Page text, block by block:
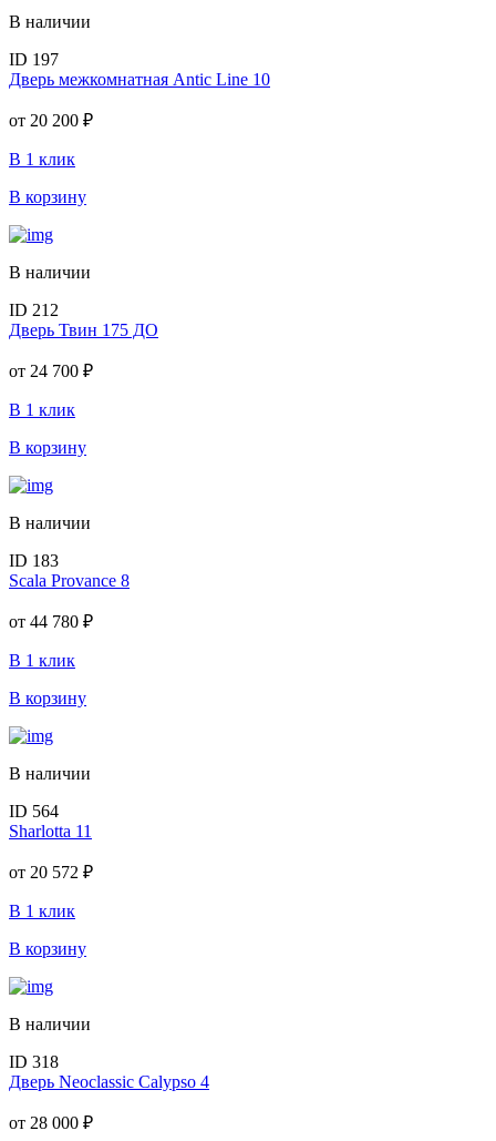
В наличии
ID 197
Дверь межкомнатная Antic Line 10
от 20 200 ₽
В 1 клик
В корзину
В наличии
ID 212
Дверь Твин 175 ДО
от 24 700 ₽
В 1 клик
В корзину
В наличии
ID 183
Scala Provance 8
от 44 780 ₽
В 1 клик
В корзину
В наличии
ID 564
Sharlotta 11
от 20 572 ₽
В 1 клик
В корзину
В наличии
ID 318
Дверь Neoclassic Calypso 4
от 28 000 ₽